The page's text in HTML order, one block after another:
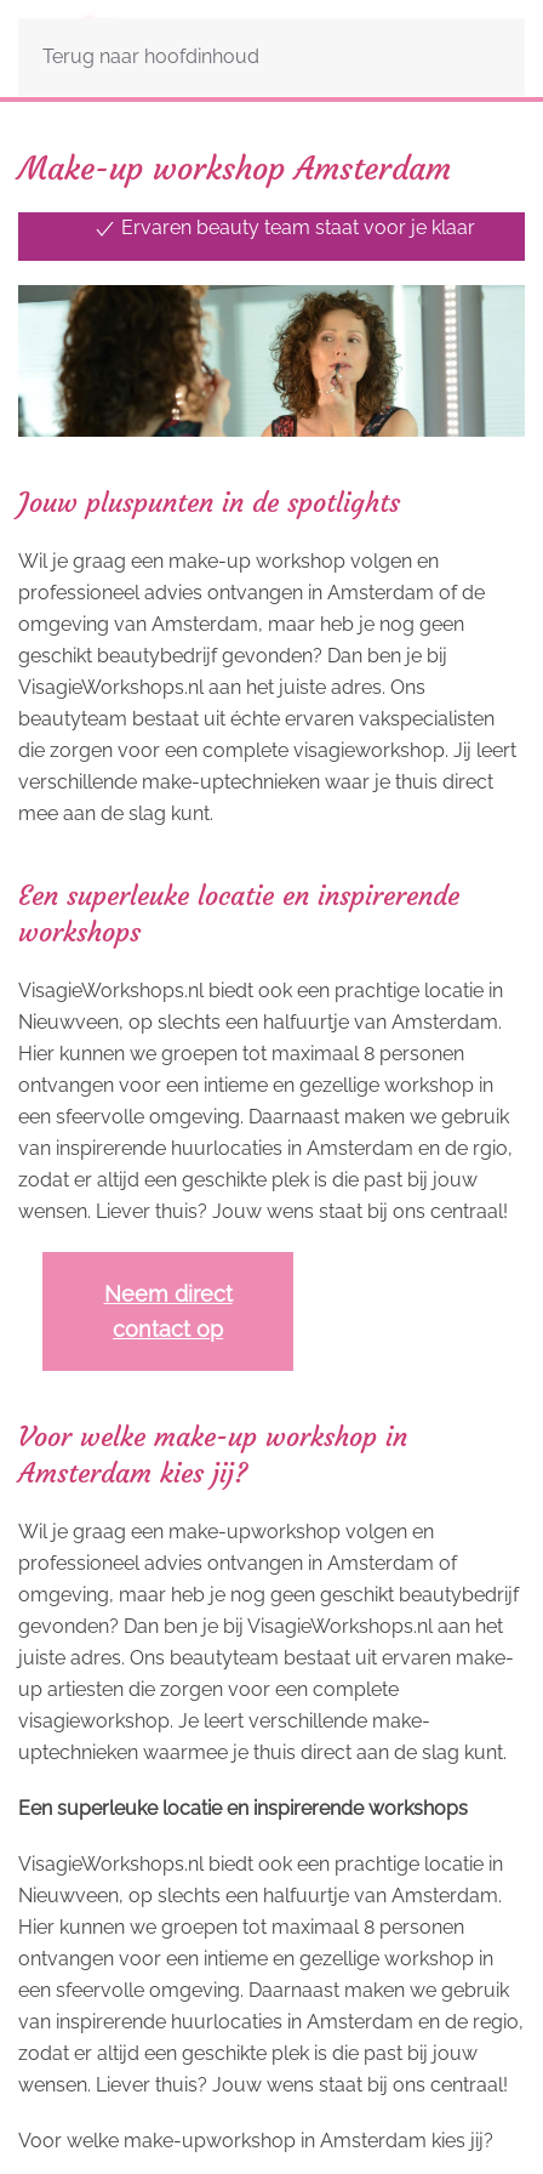
Terug naar hoofdinhoud
Make-up workshop Amsterdam
Ervaren beauty team staat voor je klaar
Groot aanbod aan beauty workshops
Ook voor bedrijfsuitjes en evenementen
Jouw pluspunten in de spotlights
Wil je graag een make-up workshop volgen en
professioneel advies ontvangen in Amsterdam of de
omgeving van Amsterdam, maar heb je nog geen
geschikt beautybedrijf gevonden? Dan ben je bij
VisagieWorkshops.nl aan het juiste adres. Ons
beautyteam bestaat uit échte ervaren vakspecialisten
die zorgen voor een complete visagieworkshop. Jij leert
verschillende make-uptechnieken waar je thuis direct
mee aan de slag kunt.
Een superleuke locatie en inspirerende
workshops
VisagieWorkshops.nl biedt ook een prachtige locatie in
Nieuwveen, op slechts een halfuurtje van Amsterdam.
Hier kunnen we groepen tot maximaal 8 personen
ontvangen voor een intieme en gezellige workshop in
een sfeervolle omgeving. Daarnaast maken we gebruik
van inspirerende huurlocaties in Amsterdam en de rgio,
zodat er altijd een geschikte plek is die past bij jouw
wensen. Liever thuis? Jouw wens staat bij ons centraal!
Neem direct
contact op
Voor welke make-up workshop in
Amsterdam kies jij?
Wil je graag een make-upworkshop volgen en
professioneel advies ontvangen in Amsterdam of
omgeving, maar heb je nog geen geschikt beautybedrijf
gevonden? Dan ben je bij VisagieWorkshops.nl aan het
juiste adres. Ons beautyteam bestaat uit ervaren make-
up artiesten die zorgen voor een complete
visagieworkshop. Je leert verschillende make-
uptechnieken waarmee je thuis direct aan de slag kunt.
Een superleuke locatie en inspirerende workshops
VisagieWorkshops.nl biedt ook een prachtige locatie in
Nieuwveen, op slechts een halfuurtje van Amsterdam.
Hier kunnen we groepen tot maximaal 8 personen
ontvangen voor een intieme en gezellige workshop in
een sfeervolle omgeving. Daarnaast maken we gebruik
van inspirerende huurlocaties in Amsterdam en de regio,
zodat er altijd een geschikte plek is die past bij jouw
wensen. Liever thuis? Jouw wens staat bij ons centraal!
Voor welke make-upworkshop in Amsterdam kies jij?